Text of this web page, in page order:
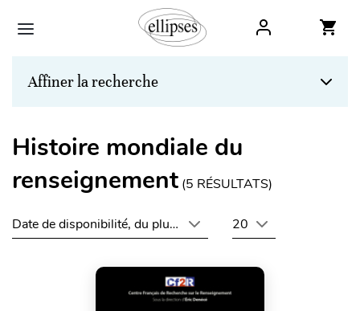
Affiner la recherche
Histoire mondiale du
renseignement (5 RÉSULTATS)
Date de disponibilité, du plus récent au plus ancien
20